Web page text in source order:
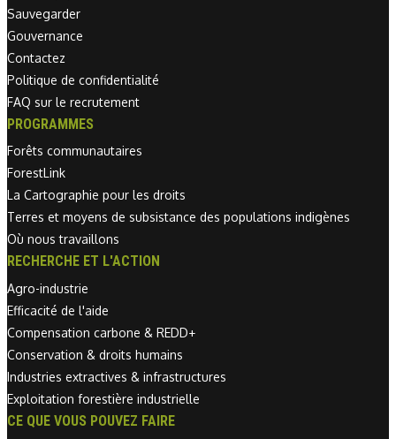
Sauvegarder
Gouvernance
Contactez
Politique de confidentialité
FAQ sur le recrutement
PROGRAMMES
Forêts communautaires
ForestLink
La Cartographie pour les droits
Terres et moyens de subsistance des populations indigènes
Où nous travaillons
RECHERCHE ET L'ACTION
Agro-industrie
Efficacité de l'aide
Compensation carbone & REDD+
Conservation & droits humains
Industries extractives & infrastructures
Exploitation forestière industrielle
CE QUE VOUS POUVEZ FAIRE